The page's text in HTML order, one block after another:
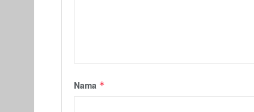
Nama *